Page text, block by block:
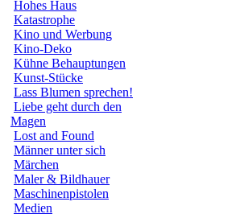
Hohes Haus
Katastrophe
Kino und Werbung
Kino-Deko
Kühne Behauptungen
Kunst-Stücke
Lass Blumen sprechen!
Liebe geht durch den
Magen
Lost and Found
Männer unter sich
Märchen
Maler & Bildhauer
Maschinenpistolen
Medien